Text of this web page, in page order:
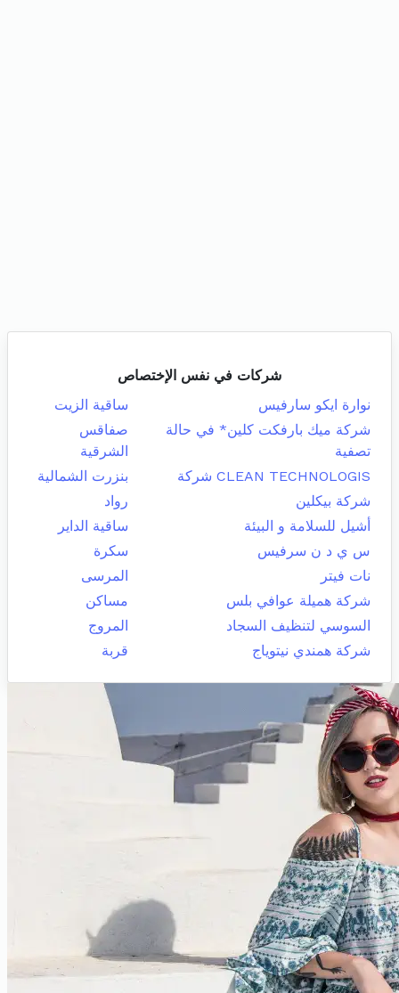
شركات في نفس الإختصاص
نوارة ايكو سارفيس
ساقية الزيت
شركة ميك بارفكت كلين* في حالة
تصفية
صفاقس
الشرقية
CLEAN TECHNOLOGIS شركة
بنزرت الشمالية
شركة بيكلين
رواد
أشيل للسلامة و البيئة
ساقية الداير
س ي د ن سرفيس
سكرة
نات فيتر
المرسى
شركة هميلة عوافي بلس
مساكن
السوسي لتنظيف السجاد
المروج
شركة همندي نيتوياج
قربة